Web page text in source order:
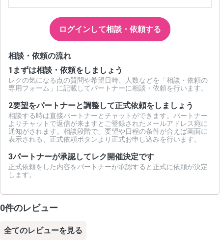
ログインして相談・依頼する
相談・依頼の流れ
1 まずは相談・依頼をしましょう
レクの気になる点の質問や希望日時、人数などを「相談・依頼の
専用フォーム」に記載してパートナーに相談・依頼を行います。
2要望をパートナーと調整して正式依頼をしましょう
相談する時は直接パートナーとチャットができます。パートナー
よりチャットで返信が来ますとご登録されたメールアドレス宛に
通知がされます。相談段階で、要望や日程の条件が合えば画面に
表示される、正式依頼ボタンより正式お申し込みを行います。
3パートナーが承認してレク開催決定です
正式依頼をした内容をパートナーが承認すると正式に依頼が決定
します。
0件のレビュー
全てのレビューを見る